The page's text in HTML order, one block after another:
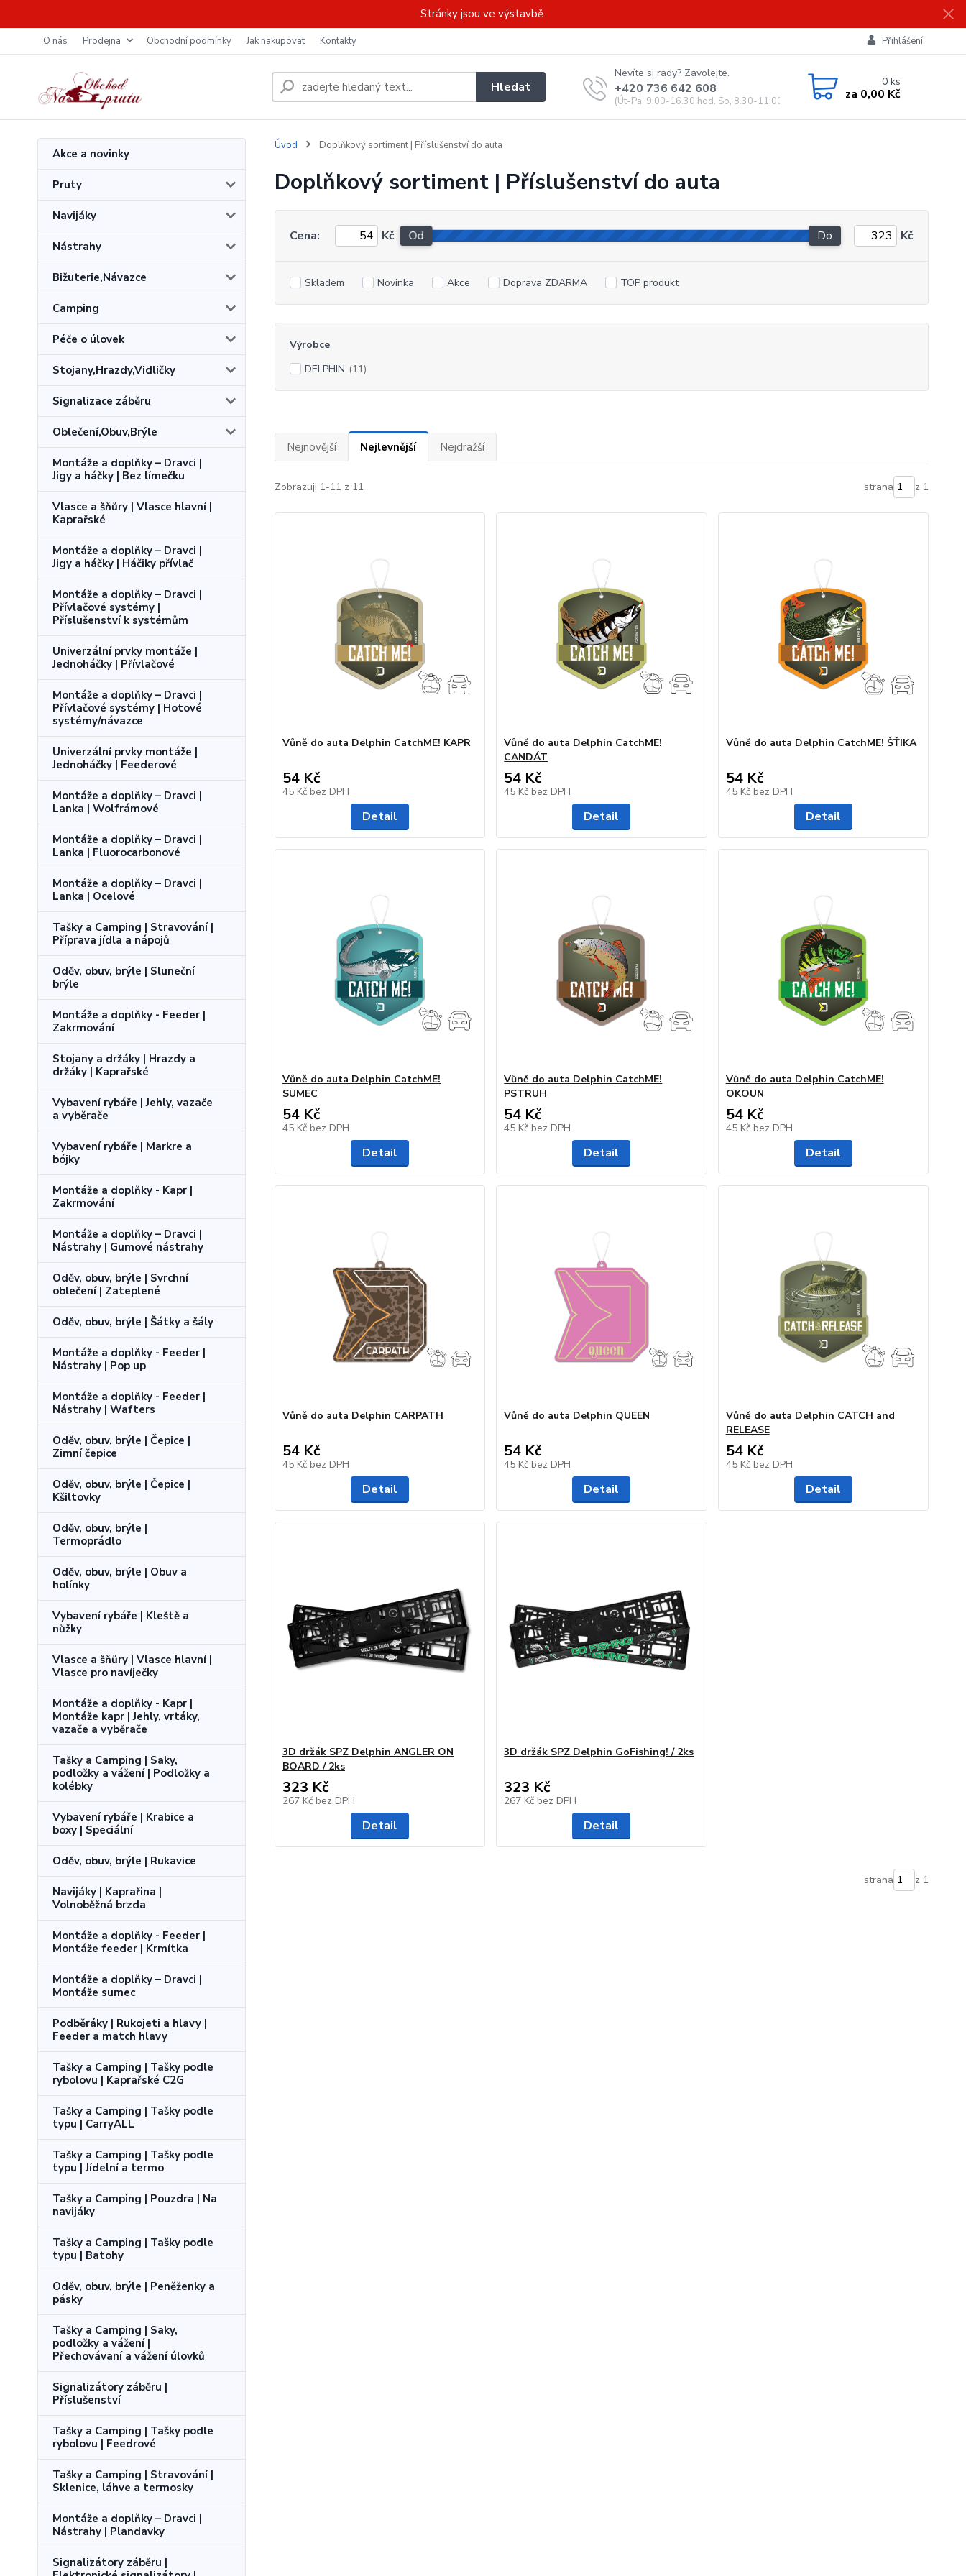
Stránky jsou ve výstavbě.
O nás Prodejna Obchodní podmínky Jak nakupovat Kontakty Přihlášení
Hledat
Nevíte si rady? Zavolejte.
+420 736 642 608
(Út-Pá, 9:00-16.30 hod. So, 8.30-11:00 hod.)
0ks
za 0,00 Kč
Akce a novinky
Pruty
Navijáky
Nástrahy
Bižuterie,Návazce
Camping
Péče o úlovek
Stojany,Hrazdy,Vidličky
Signalizace záběru
Oblečení,Obuv,Brýle
Montáže a doplňky – Dravci |
Jigy a háčky | Bez límečku
Vlasce a šňůry | Vlasce hlavní |
Kaprařské
Montáže a doplňky – Dravci |
Jigy a háčky | Háčiky přívlač
Montáže a doplňky – Dravci |
Přívlačové systémy |
Příslušenství k systémům
Univerzální prvky montáže |
Jednoháčky | Přívlačové
Montáže a doplňky – Dravci |
Přívlačové systémy | Hotové
systémy/návazce
Univerzální prvky montáže |
Jednoháčky | Feederové
Montáže a doplňky – Dravci |
Lanka | Wolfrámové
Montáže a doplňky – Dravci |
Lanka | Fluorocarbonové
Montáže a doplňky – Dravci |
Lanka | Ocelové
Tašky a Camping | Stravování |
Příprava jídla a nápojů
Oděv, obuv, brýle | Sluneční
brýle
Montáže a doplňky - Feeder |
Zakrmování
Stojany a držáky | Hrazdy a
držáky | Kaprařské
Vybavení rybáře | Jehly, vazače
a vyběrače
Vybavení rybáře | Markre a
bójky
Montáže a doplňky - Kapr |
Zakrmování
Montáže a doplňky – Dravci |
Nástrahy | Gumové nástrahy
Oděv, obuv, brýle | Svrchní
oblečení | Zateplené
Oděv, obuv, brýle | Šátky a šály
Montáže a doplňky - Feeder |
Nástrahy | Pop up
Montáže a doplňky - Feeder |
Nástrahy | Wafters
Oděv, obuv, brýle | Čepice |
Zimní čepice
Oděv, obuv, brýle | Čepice |
Kšiltovky
Oděv, obuv, brýle |
Termoprádlo
Oděv, obuv, brýle | Obuv a
holínky
Vybavení rybáře | Kleště a
nůžky
Vlasce a šňůry | Vlasce hlavní |
Vlasce pro navíječky
Montáže a doplňky - Kapr |
Montáže kapr | Jehly, vrtáky,
vazače a vyběrače
Tašky a Camping | Saky,
podložky a vážení | Podložky a
kolébky
Vybavení rybáře | Krabice a
boxy | Speciální
Oděv, obuv, brýle | Rukavice
Navijáky | Kaprařina |
Volnoběžná brzda
Montáže a doplňky - Feeder |
Montáže feeder | Krmítka
Montáže a doplňky – Dravci |
Montáže sumec
Podběráky | Rukojeti a hlavy |
Feeder a match hlavy
Tašky a Camping | Tašky podle
rybolovu | Kaprařské C2G
Tašky a Camping | Tašky podle
typu | CarryALL
Tašky a Camping | Tašky podle
typu | Jídelní a termo
Tašky a Camping | Pouzdra | Na
navijáky
Tašky a Camping | Tašky podle
typu | Batohy
Oděv, obuv, brýle | Peněženky a
pásky
Tašky a Camping | Saky,
podložky a vážení |
Přechovávaní a vážení úlovků
Signalizátory záběru |
Příslušenství
Tašky a Camping | Tašky podle
rybolovu | Feedrové
Tašky a Camping | Stravování |
Sklenice, láhve a termosky
Montáže a doplňky – Dravci |
Nástrahy | Plandavky
Signalizátory záběru |
Úvod Doplňkový sortiment | Příslušenství do auta
Doplňkový sortiment | Příslušenství do auta
Cena: Kč Od Do Kč
Skladem Novinka Akce Doprava ZDARMA TOP produkt
Výrobce
DELPHIN (11)
Nejnovější Nejlevnější Nejdražší
Zobrazuji 1-11 z 11 strana z 1
Vůně do auta Delphin CatchME! KAPR
54 Kč
45 Kč bez DPH
Detail
Vůně do auta Delphin CatchME!
CANDÁT
54 Kč
45 Kč bez DPH
Detail
Vůně do auta Delphin CatchME! ŠŤIKA
54 Kč
45 Kč bez DPH
Detail
Vůně do auta Delphin CatchME!
SUMEC
54 Kč
45 Kč bez DPH
Detail
Vůně do auta Delphin CatchME!
PSTRUH
54 Kč
45 Kč bez DPH
Detail
Vůně do auta Delphin CatchME!
OKOUN
54 Kč
45 Kč bez DPH
Detail
Vůně do auta Delphin CARPATH
54 Kč
45 Kč bez DPH
Detail
Vůně do auta Delphin QUEEN
54 Kč
45 Kč bez DPH
Detail
Vůně do auta Delphin CATCH and
RELEASE
54 Kč
45 Kč bez DPH
Detail
3D držák SPZ Delphin ANGLER ON
BOARD / 2ks
323 Kč
267 Kč bez DPH
Detail
3D držák SPZ Delphin GoFishing! / 2ks
323 Kč
267 Kč bez DPH
Detail
strana z 1